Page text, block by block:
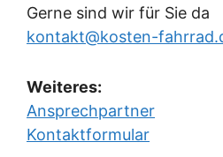
Gerne sind wir für Sie da
kontakt@kosten-
Weiteres:
Ansprechpartner
Kontaktformular